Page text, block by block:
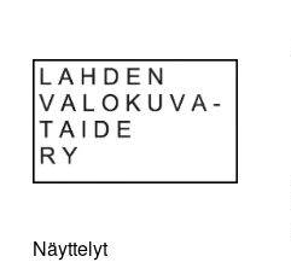
Näyttelyt